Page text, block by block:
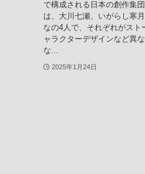
で構成される日本の創作集
は、大川七瀬、いがらし寒
なの4人で、それぞれがスト
ャラクターデザインなど異
な...
2025年1月24日